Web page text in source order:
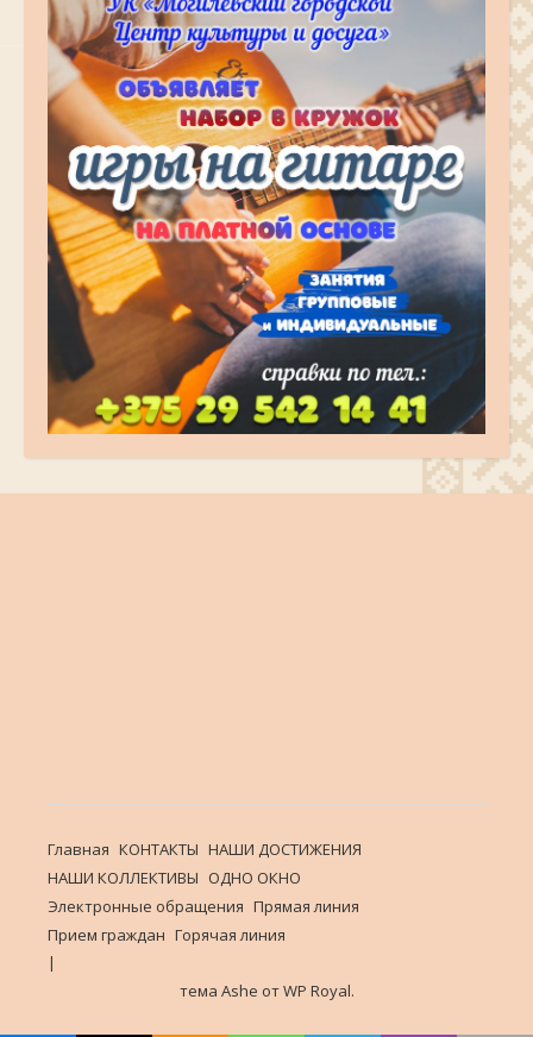
Главная КОНТАКТЫ НАШИ ДОСТИЖЕНИЯ
НАШИ КОЛЛЕКТИВЫ ОДНО ОКНО
Электронные обращения Прямая линия
Прием граждан Горячая линия
тема Ashe отWP Royal.